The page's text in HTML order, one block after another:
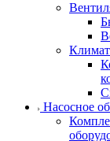
Насосное